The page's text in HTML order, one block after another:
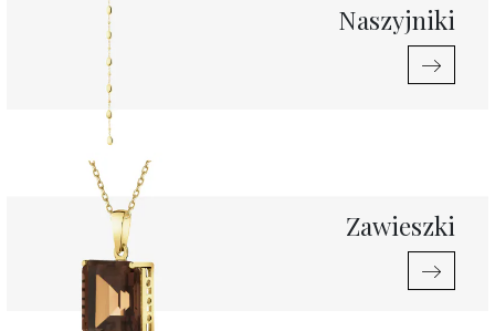
Naszyjniki
Zawieszki